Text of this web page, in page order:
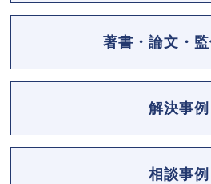
著書・論文・
解決事例
相談事例